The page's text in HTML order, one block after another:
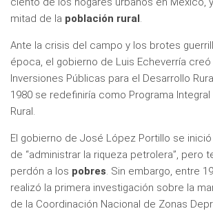
mitad de la población rural.
Ante la crisis del campo y los brotes
época, el gobierno de Luis Echeverría
Inversiones Públicas para el Desarrollo
1980 se redefiniría como Programa
Rural.
El gobierno de José López Portillo se
de “administrar la riqueza petrolera”, pero
perdón a los pobres. Sin embargo, entre
realizó la primera investigación sobre la
de la Coordinación Nacional de Zonas